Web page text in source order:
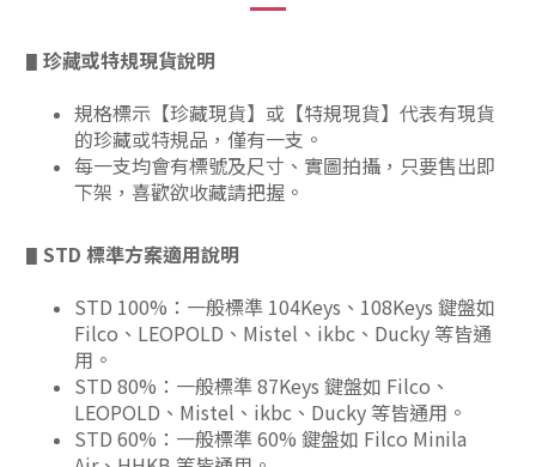
▋ 珍藏或特規現貨說明
規格標示【珍藏現貨】或【特規現貨】代表有現貨
的珍藏或特規品，僅有一支。
每一支均會有標號及尺寸、實圖拍攝，只要售出即
下架，喜歡欲收藏請把握。
▋ STD 標準方案適用說明
STD 100%：一般標準 104Keys、108Keys 鍵盤如
Filco、LEOPOLD、Mistel、ikbc、Ducky 等皆通
用。
STD 80%：一般標準 87Keys 鍵盤如 Filco、
LEOPOLD、Mistel、ikbc、Ducky 等皆通用。
STD 60%：一般標準 60% 鍵盤如 Filco Minila